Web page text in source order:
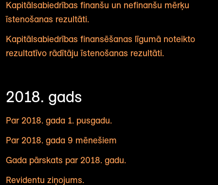
Kapitālsabiedrības finanšu un nefinanšu mērķu
īstenošanas rezultāti.
Kapitālsabiedrības finansēšanas līgumā noteikto
rezultatīvo rādītāju īstenošanas rezultāti.
2018. gads
Par 2018. gada 1. pusgadu.
Par 2018. gada 9 mēnešiem
Gada pārskats par 2018. gadu.
Revidentu ziņojums.